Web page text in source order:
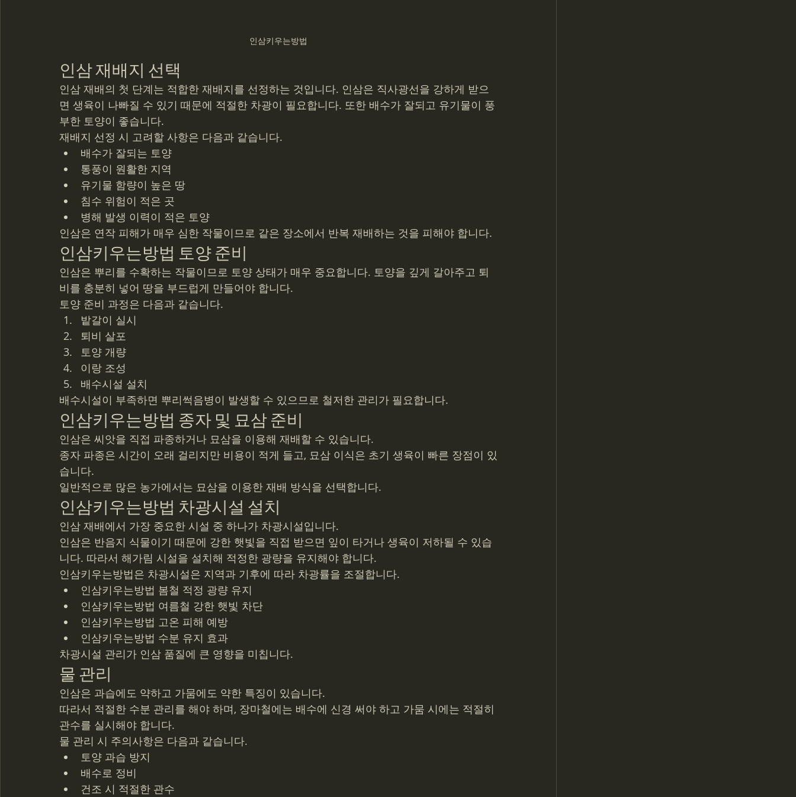
인삼키우는방법
인삼 재배지 선택
인삼 재배의 첫 단계는 적합한 재배지를 선정하는 것입니다. 인삼은 직사광선을 강하게 받으
면 생육이 나빠질 수 있기 때문에 적절한 차광이 필요합니다. 또한 배수가 잘되고 유기물이 풍
부한 토양이 좋습니다.
재배지 선정 시 고려할 사항은 다음과 같습니다.
배수가 잘되는 토양
통풍이 원활한 지역
유기물 함량이 높은 땅
침수 위험이 적은 곳
병해 발생 이력이 적은 토양
인삼은 연작 피해가 매우 심한 작물이므로 같은 장소에서 반복 재배하는 것을 피해야 합니다.
인삼키우는방법 토양 준비
인삼은 뿌리를 수확하는 작물이므로 토양 상태가 매우 중요합니다. 토양을 깊게 갈아주고 퇴
비를 충분히 넣어 땅을 부드럽게 만들어야 합니다.
토양 준비 과정은 다음과 같습니다.
밭갈이 실시
퇴비 살포
토양 개량
이랑 조성
배수시설 설치
배수시설이 부족하면 뿌리썩음병이 발생할 수 있으므로 철저한 관리가 필요합니다.
인삼키우는방법 종자 및 묘삼 준비
인삼은 씨앗을 직접 파종하거나 묘삼을 이용해 재배할 수 있습니다.
종자 파종은 시간이 오래 걸리지만 비용이 적게 들고, 묘삼 이식은 초기 생육이 빠른 장점이 있
습니다.
일반적으로 많은 농가에서는 묘삼을 이용한 재배 방식을 선택합니다.
인삼키우는방법 차광시설 설치
인삼 재배에서 가장 중요한 시설 중 하나가 차광시설입니다.
인삼은 반음지 식물이기 때문에 강한 햇빛을 직접 받으면 잎이 타거나 생육이 저하될 수 있습
니다. 따라서 해가림 시설을 설치해 적정한 광량을 유지해야 합니다.
인삼키우는방법은 차광시설은 지역과 기후에 따라 차광률을 조절합니다.
인삼키우는방법 봄철 적정 광량 유지
인삼키우는방법 여름철 강한 햇빛 차단
인삼키우는방법 고온 피해 예방
인삼키우는방법 수분 유지 효과
차광시설 관리가 인삼 품질에 큰 영향을 미칩니다.
물 관리
인삼은 과습에도 약하고 가뭄에도 약한 특징이 있습니다.
따라서 적절한 수분 관리를 해야 하며, 장마철에는 배수에 신경 써야 하고 가뭄 시에는 적절히
관수를 실시해야 합니다.
물 관리 시 주의사항은 다음과 같습니다.
토양 과습 방지
배수로 정비
건조 시 적절한 관수